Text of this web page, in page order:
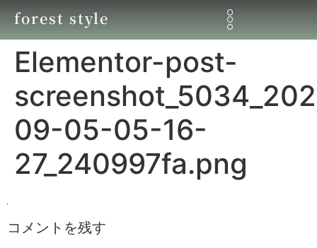
forest style
Elementor-post-
09-05-05-16-
27_240997fa.png
コメントを残す